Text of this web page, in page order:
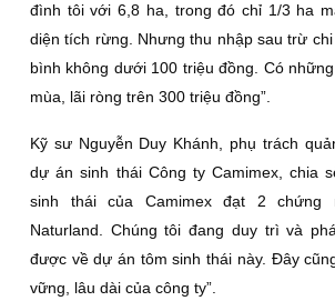
đình tôi với 6,8 ha, trong đó chỉ 1/3 ha
diện tích rừng. Nhưng thu nhập sau trừ
bình không dưới 100 triệu đồng. Có
mùa, lãi ròng trên 300 triệu đồng”.
Kỹ sư Nguyễn Duy Khánh, phụ trách
dự án sinh thái Công ty Camimex, chia
sinh thái của Camimex đạt 2 chứng
Naturland. Chúng tôi đang duy trì và
được về dự án tôm sinh thái này. Ðây
vững, lâu dài của công ty”.